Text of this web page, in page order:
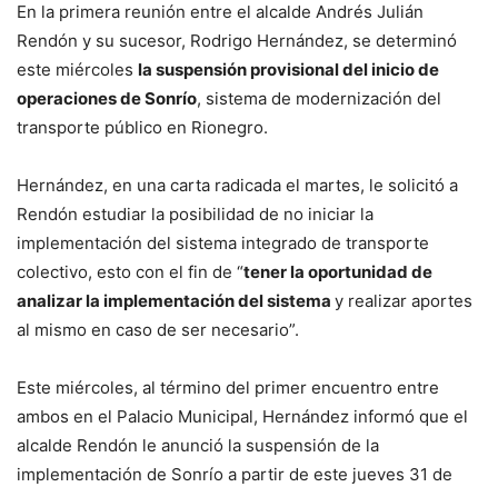
En la primera reunión entre el alcalde Andrés Julián
Rendón y su sucesor, Rodrigo Hernández, se determinó
este miércoles la suspensión provisional del inicio de
operaciones de Sonrío, sistema de modernización del
transporte público en Rionegro.
Hernández, en una carta radicada el martes, le solicitó a
Rendón estudiar la posibilidad de no iniciar la
implementación del sistema integrado de transporte
colectivo, esto con el fin de “tener la oportunidad de
analizar la implementación del sistema y realizar aportes
al mismo en caso de ser necesario”.
Este miércoles, al término del primer encuentro entre
ambos en el Palacio Municipal, Hernández informó que el
alcalde Rendón le anunció la suspensión de la
implementación de Sonrío a partir de este jueves 31 de